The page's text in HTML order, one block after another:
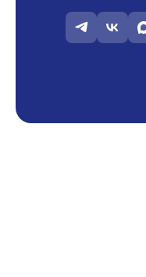
Контакты